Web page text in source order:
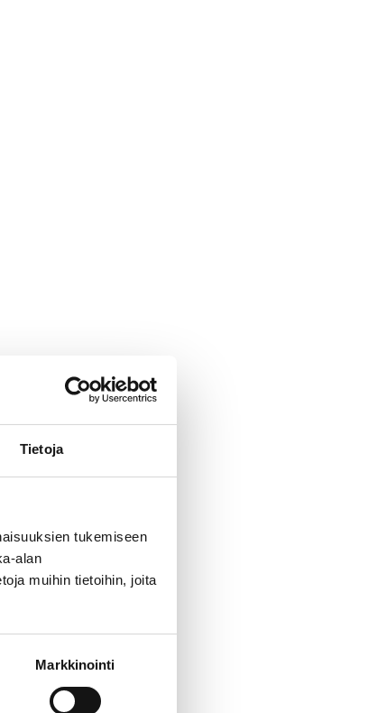
Tietoja
tukemiseen
alan
muihin tietoihin, joita
Markkinointi